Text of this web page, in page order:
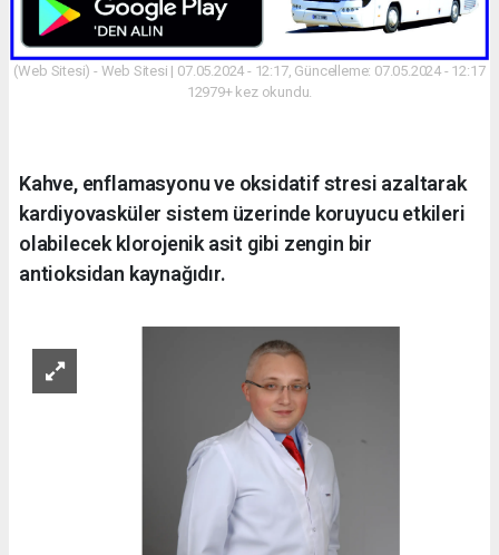
(Web Sitesi) - Web Sitesi | 07.05.2024 - 12:17, Güncelleme: 07.05.2024 - 12:17
12979+ kez okundu.
Kahve, enflamasyonu ve oksidatif stresi azaltarak
kardiyovasküler sistem üzerinde koruyucu etkileri
olabilecek klorojenik asit gibi zengin bir
antioksidan kaynağıdır.